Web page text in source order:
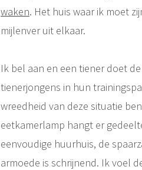
waken. Het huis waar ik moet
mijlenver uit elkaar.
Ik bel aan en een tiener doet
tienerjongens in hun
wreedheid van deze situatie
eetkamerlamp hangt er
eenvoudige huurhuis, de
armoede is schrijnend. Ik voel